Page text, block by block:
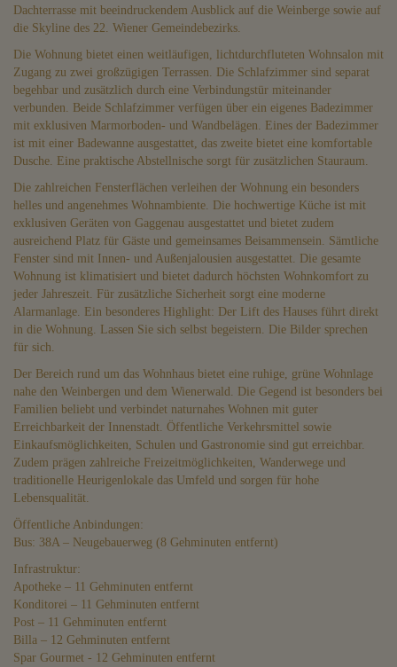
Dachterrasse mit beeindruckendem Ausblick auf die Weinberge sowie auf
die Skyline des 22. Wiener Gemeindebezirks.
Die Wohnung bietet einen weitläufigen, lichtdurchfluteten Wohnsalon mit
Zugang zu zwei großzügigen Terrassen. Die Schlafzimmer sind separat
begehbar und zusätzlich durch eine Verbindungstür miteinander
verbunden. Beide Schlafzimmer verfügen über ein eigenes Badezimmer
mit exklusiven Marmorboden- und Wandbelägen. Eines der Badezimmer
ist mit einer Badewanne ausgestattet, das zweite bietet eine komfortable
Dusche. Eine praktische Abstellnische sorgt für zusätzlichen Stauraum.
Die zahlreichen Fensterflächen verleihen der Wohnung ein besonders
helles und angenehmes Wohnambiente. Die hochwertige Küche ist mit
exklusiven Geräten von Gaggenau ausgestattet und bietet zudem
ausreichend Platz für Gäste und gemeinsames Beisammensein. Sämtliche
Fenster sind mit Innen- und Außenjalousien ausgestattet. Die gesamte
Wohnung ist klimatisiert und bietet dadurch höchsten Wohnkomfort zu
jeder Jahreszeit. Für zusätzliche Sicherheit sorgt eine moderne
Alarmanlage. Ein besonderes Highlight: Der Lift des Hauses führt direkt
in die Wohnung. Lassen Sie sich selbst begeistern. Die Bilder sprechen
für sich.
Der Bereich rund um das Wohnhaus bietet eine ruhige, grüne Wohnlage
nahe den Weinbergen und dem Wienerwald. Die Gegend ist besonders bei
Familien beliebt und verbindet naturnahes Wohnen mit guter
Erreichbarkeit der Innenstadt. Öffentliche Verkehrsmittel sowie
Einkaufsmöglichkeiten, Schulen und Gastronomie sind gut erreichbar.
Zudem prägen zahlreiche Freizeitmöglichkeiten, Wanderwege und
traditionelle Heurigenlokale das Umfeld und sorgen für hohe
Lebensqualität.
Öffentliche Anbindungen:
Bus: 38A – Neugebauerweg (8 Gehminuten entfernt)
Infrastruktur:
Apotheke – 11 Gehminuten entfernt
Konditorei – 11 Gehminuten entfernt
Post – 11 Gehminuten entfernt
Billa – 12 Gehminuten entfernt
Spar Gourmet - 12 Gehminuten entfernt